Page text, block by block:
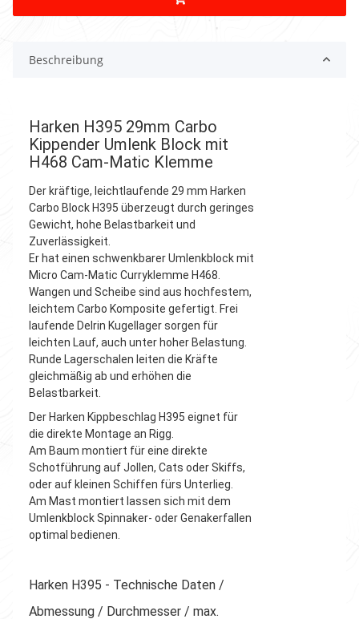
Beschreibung
Harken H395 29mm Carbo
Kippender Umlenk Block mit
H468 Cam-Matic Klemme
Der kräftige, leichtlaufende 29 mm Harken
Carbo Block H395 überzeugt durch geringes
Gewicht, hohe Belastbarkeit und
Zuverlässigkeit.
Er hat einen schwenkbarer Umlenkblock mit
Micro Cam-Matic Curryklemme H468.
Wangen und Scheibe sind aus hochfestem,
leichtem Carbo Komposite gefertigt. Frei
laufende Delrin Kugellager sorgen für
leichten Lauf, auch unter hoher Belastung.
Runde Lagerschalen leiten die Kräfte
gleichmäßig ab und erhöhen die
Belastbarkeit.
Der Harken Kippbeschlag H395 eignet für
die direkte Montage an Rigg.
Am Baum montiert für eine direkte
Schotführung auf Jollen, Cats oder Skiffs,
oder auf kleinen Schiffen fürs Unterlieg.
Am Mast montiert lassen sich mit dem
Umlenkblock Spinnaker- oder Genakerfallen
optimal bedienen.
Harken H395 - Technische Daten /
Abmessung / Durchmesser / max.